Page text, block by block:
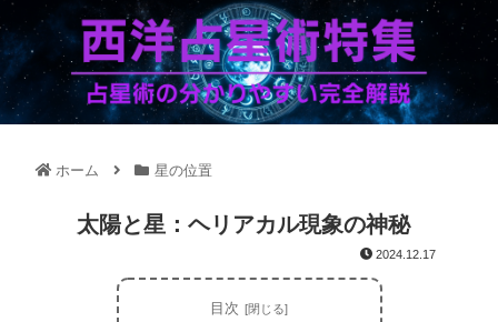
ホーム 星の位置
太陽と星：ヘリアカル現象の神秘
2024.12.17
目次